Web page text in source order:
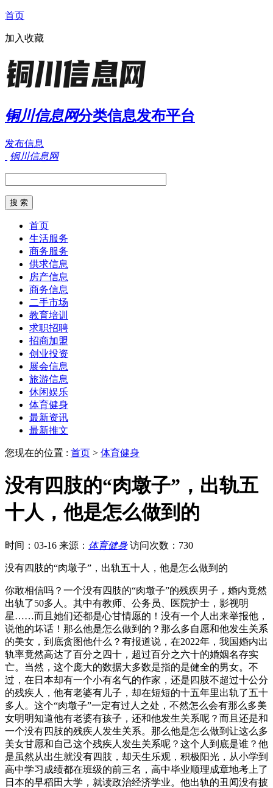
首页
加入收藏
铜川信息网分类信息发布平台
发布信息
铜川信息网
首页
生活服务
商务服务
供求信息
房产信息
商务信息
二手市场
教育培训
求职招聘
招商加盟
创业投资
展会信息
旅游信息
休闲娱乐
体育健身
最新资讯
最新推文
您现在的位置 : 首页 > 体育健身
没有四肢的“肉墩子”，出轨五
十人，他是怎么做到的
时间：03-16 来源： 体育健身 访问次数：730
没有四肢的“肉墩子”，出轨五十人，他是怎么做到的
你敢相信吗？一个没有四肢的“肉墩子”的残疾男子，婚内竟然
出轨了50多人。其中有教师、公务员、医院护士，影视明
星……而且她们还都是心甘情愿的！没有一个人出来举报他，
说他的坏话！那么他是怎么做到的？那么多自愿和他发生关系
的美女，到底贪图他什么？有报道说，在2022年，我国婚内出
轨率竟然高达了百分之四十，超过百分之六十的婚姻名存实
亡。当然，这个庞大的数据大多数是指的是健全的男女。不
过，在日本却有一个小有名气的作家，还是四肢不超过十公分
的残疾人，他有老婆有儿子，却在短短的十五年里出轨了五十
多人。这个“肉墩子”一定有过人之处，不然怎么会有那么多美
女明明知道他有老婆有孩子，还和他发生关系呢？而且还是和
一个没有四肢的残疾人发生关系。那么他是怎么做到让这么多
美女甘愿和自己这个残疾人发生关系呢？这个人到底是谁？他
是虽然从出生就没有四肢，却天生乐观，积极阳光，从小学到
高中学习成绩都在班级的前三名，高中毕业顺理成章地考上了
日本的早稻田大学，就读政治经济学业。他出轨的丑闻没有披